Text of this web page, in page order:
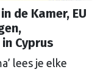
de Kamer, EU
Cyprus
lees je elke